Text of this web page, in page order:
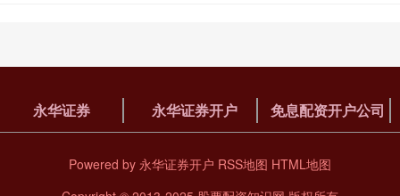
永华证券 永华证券开户 免息配资开户公司
Powered by 永华证券开户 RSS地图 HTML地图